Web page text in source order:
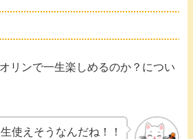
リンで一生楽しめるのか？につい
使えそうなんだね！！